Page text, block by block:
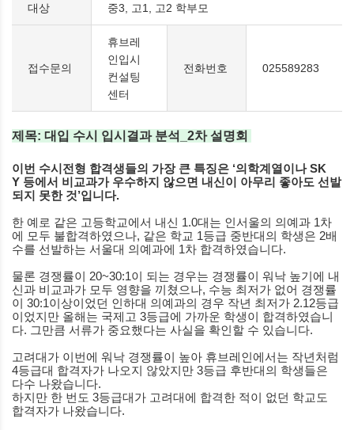
대상 중3, 고1, 고2 학부모
접수문의
휴브레
인입시
컨설팅
센터
전화번호 025589283
제목: 대입 수시 입시결과 분석_2차 설명회
이번 수시전형 합격생들의 가장 큰 특징은 ‘의학계열이나SK
Y 등에서 비교과가 우수하지 않으면 내신이 아무리 좋아도 선발
되지 못한 것’입니다.
한 예로 같은 고등학교에서 내신 1.0대는 인서울의 의예과 1차
에 모두 불합격하였으나, 같은 학교 1등급 중반대의 학생은 2배
수를 선발하는 서울대 의예과에
1차 합격하였습니다.
물론 경쟁률이 20~30:1이 되는 경우는 경쟁률이 워낙 높기에 내
신과 비교과가 모두 영향을 끼쳤으나, 수능 최저가 없어 경쟁률
이
30:1이상이었던 인하대 의예과의 경우 작년 최저가 2.12등급
이었지만 올해는 국제고 3등급에 가까운 학생이 합격하였습니
다. 그만큼 서류가 중요했다는 사실을 확인할 수 있습니다.
고려대가 이번에 워낙 경쟁률이 높아 휴브레인에서는 작년처럼
4등급대 합격자가 나오지 않았지만 3등급 후반대의 학생들은
다수 나왔습니다.
하지만 한 번도 3등급대가 고려대에 합격한 적이 없던 학교도
합격자가 나왔습니다.